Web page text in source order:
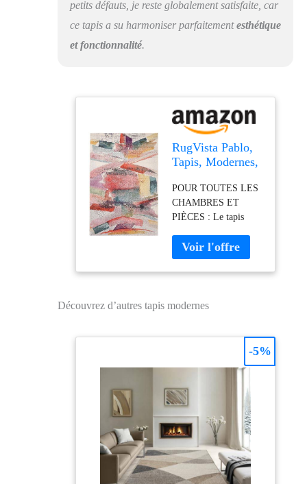
garantit un design
raffiné et une qualité
petits défauts, je reste globalement satisfaite, car
ce tapis a su harmoniser parfaitementesthétique
et fonctionnalité.
RugVista Pablo,
Tapis, Modernes,
Rectangulaire,
Poil Moyen, Salle
de séjour, à
Manger,
Chambre,
Nettoyage Sec
Seulement,
POUR TOUTES LES
CHAMBRES ET
PIÈCES : Le tapis
coucher, salon, salle à
manger, cuisine,
couloir, antichambre et
EN TURQUIE
produits chimiques
dangereux. TAPIS
SALON DESIGN
MODERNE: qualité
premium, toucher
velours doux. Fibres
résistantes, entretien
Découvrez d’autres tapis modernes
-5%